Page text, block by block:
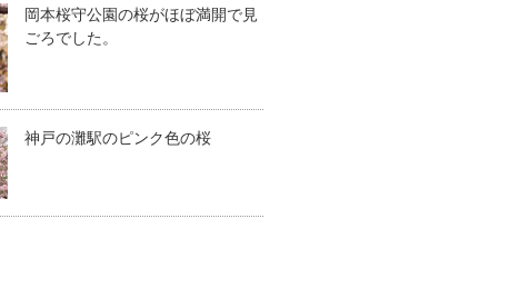
岡本桜守公園の桜がほぼ満開で見
ごろでした。
神戸の灘駅のピンク色の桜